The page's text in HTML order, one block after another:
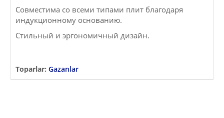
Совместима со всеми типами плит благодаря
индукционному основанию.
Стильный и эргономичный дизайн.
Toparlar: Gazanlar